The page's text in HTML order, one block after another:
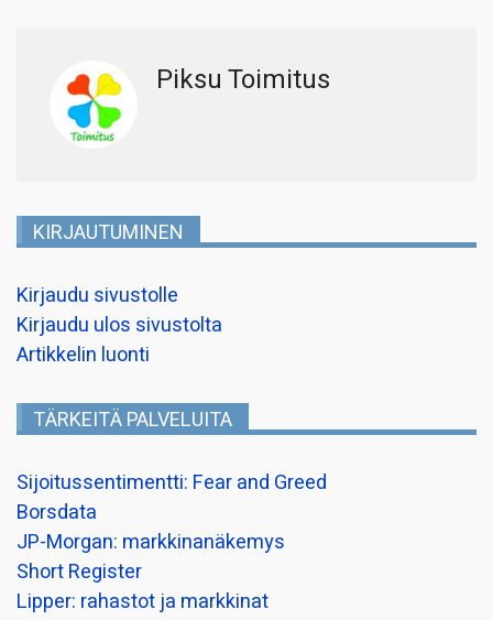
Piksu Toimitus
KIRJAUTUMINEN
Kirjaudu sivustolle
Kirjaudu ulos sivustolta
Artikkelin luonti
TÄRKEITÄ PALVELUITA
Sijoitussentimentti: Fear and Greed
Borsdata
JP-Morgan: markkinanäkemys
Short Register
Lipper: rahastot ja markkinat